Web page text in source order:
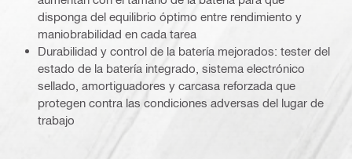
disponga del equilibrio óptimo entre rendimiento y
maniobrabilidad en cada tarea
Durabilidad y control de la batería mejorados: tester del
estado de la batería integrado, sistema electrónico
sellado, amortiguadores y carcasa reforzada que
protegen contra las condiciones adversas del lugar de
trabajo